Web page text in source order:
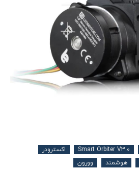
Smart Orbiter V3.0
اکسترودر
هوشمند وورون